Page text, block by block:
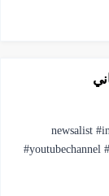
#newsalist
#youtubechannel #platform #FaresKhachan